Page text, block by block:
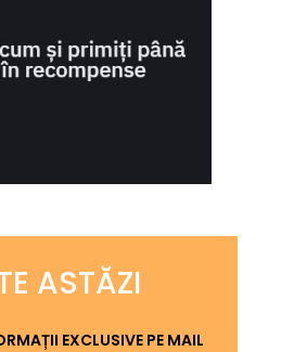
ASTĂZI
EXCLUSIVE PE MAIL